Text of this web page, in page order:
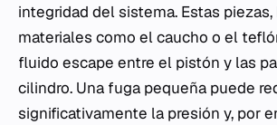
integridad del sistema. Estas
materiales como el caucho o el
fluido escape entre el pistón y las
cilindro. Una fuga pequeña puede
significativamente la presión y, por